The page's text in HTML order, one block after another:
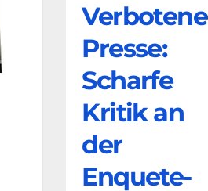
Verbotene
Presse:
Scharfe
Kritik an
der
Enquete-